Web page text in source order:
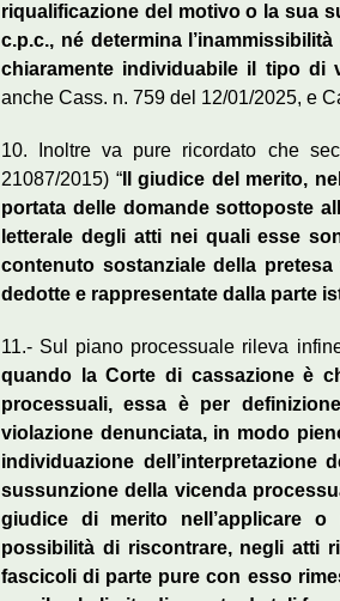
riqualificazione del motivo o la sua
c.p.c., né determina
chiaramente individuabile il tipo di
anche Cass. n. 759 del 12/01/2025, e
10. Inoltre va pure ricordato che
21087/2015) “Il giudice del merito,
portata delle domande sottoposte
letterale degli atti nei quali esse
contenuto sostanziale della
dedotte e rappresentate dalla parte
11.- Sul piano processuale rileva
quando la Corte di cassazione è
processuali, essa è per
violazione denunciata, in modo
individuazione dell’interpretazione
sussunzione della vicenda
giudice di merito nell’applicare
possibilità di riscontrare, negli atti
fascicoli di parte pure con esso